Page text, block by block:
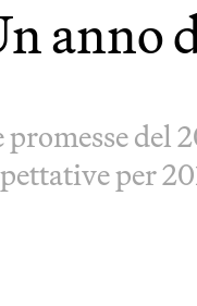
anno
promesse del
per